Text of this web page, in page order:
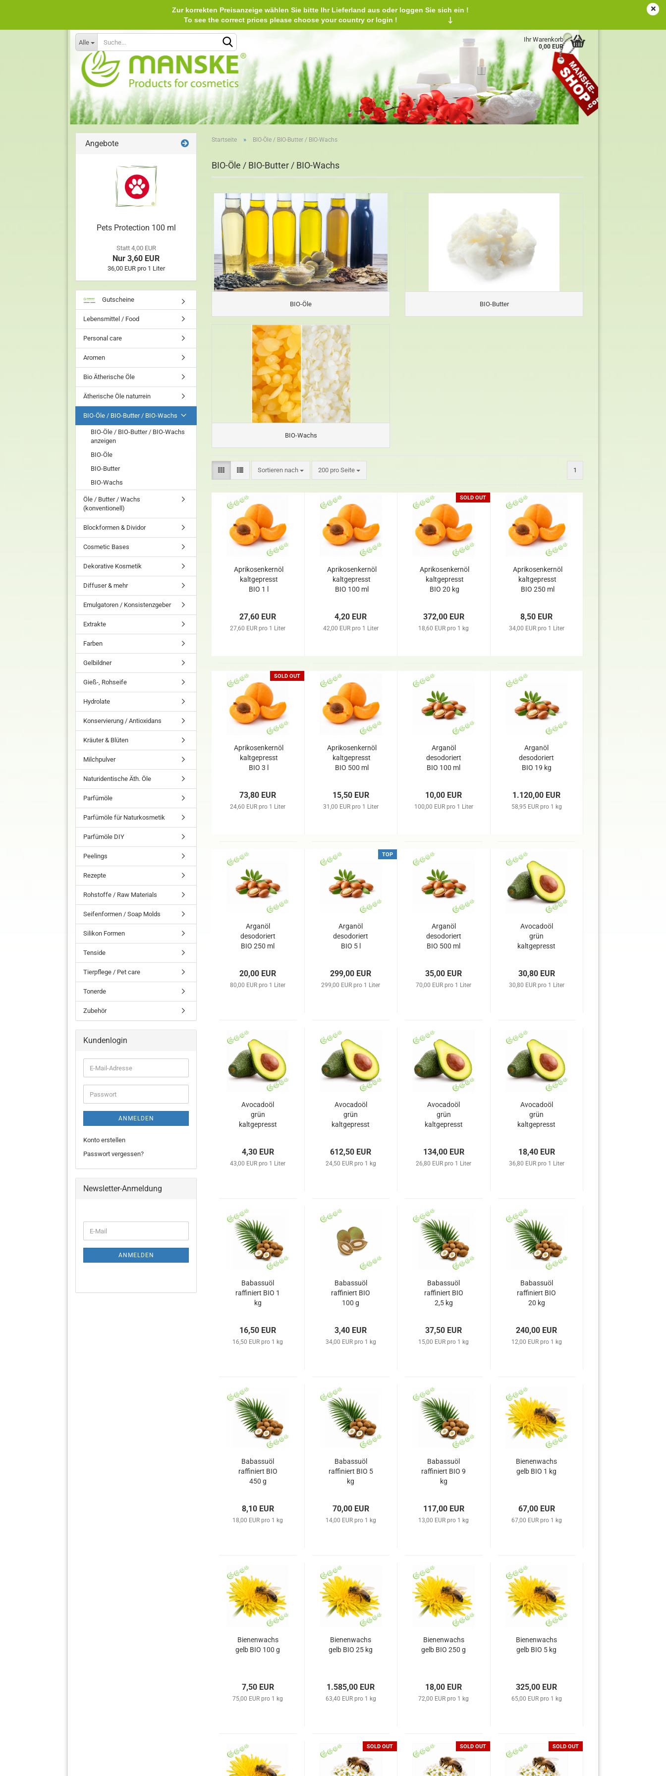
Alle Ihr Warenkorb
0,00 EUR
Zur korrekten Preisanzeige wählen Sie bitte Ihr Lieferland aus oder loggen Sie sich ein !
To see the correct prices please choose your country or login !
↓
Startseite » BIO-Öle / BIO-Butter / BIO-Wachs
BIO-Öle / BIO-Butter / BIO-Wachs
BIO-Öle BIO-Butter
BIO-Wachs
Sortieren nach 200 pro Seite 1
Aprikosenkernöl
kaltgepresst
BIO 1 l
27,60 EUR
27,60 EUR pro 1 Liter
Aprikosenkernöl
kaltgepresst
BIO 100 ml
4,20 EUR
42,00 EUR pro 1 Liter
SOLD OUT
Aprikosenkernöl
kaltgepresst
BIO 20 kg
372,00 EUR
18,60 EUR pro 1 kg
Aprikosenkernöl
kaltgepresst
BIO 250 ml
8,50 EUR
34,00 EUR pro 1 Liter
SOLD OUT
Aprikosenkernöl
kaltgepresst
BIO 3 l
73,80 EUR
24,60 EUR pro 1 Liter
Aprikosenkernöl
kaltgepresst
BIO 500 ml
15,50 EUR
31,00 EUR pro 1 Liter
Arganöl
desodoriert
BIO 100 ml
10,00 EUR
100,00 EUR pro 1 Liter
Arganöl
desodoriert
BIO 19 kg
1.120,00 EUR
58,95 EUR pro 1 kg
Arganöl
desodoriert
BIO 250 ml
20,00 EUR
80,00 EUR pro 1 Liter
TOP
Arganöl
desodoriert
BIO 5 l
299,00 EUR
299,00 EUR pro 1 Liter
Arganöl
desodoriert
BIO 500 ml
35,00 EUR
70,00 EUR pro 1 Liter
Avocadoöl
grün
kaltgepresst
30,80 EUR
30,80 EUR pro 1 Liter
Avocadoöl
grün
kaltgepresst
4,30 EUR
43,00 EUR pro 1 Liter
Avocadoöl
grün
kaltgepresst
612,50 EUR
24,50 EUR pro 1 kg
Avocadoöl
grün
kaltgepresst
134,00 EUR
26,80 EUR pro 1 Liter
Avocadoöl
grün
kaltgepresst
18,40 EUR
36,80 EUR pro 1 Liter
Babassuöl
raffiniert BIO 1
kg
16,50 EUR
16,50 EUR pro 1 kg
Babassuöl
raffiniert BIO
100 g
3,40 EUR
34,00 EUR pro 1 kg
Babassuöl
raffiniert BIO
2,5 kg
37,50 EUR
15,00 EUR pro 1 kg
Babassuöl
raffiniert BIO
20 kg
240,00 EUR
12,00 EUR pro 1 kg
Babassuöl
raffiniert BIO
450 g
8,10 EUR
18,00 EUR pro 1 kg
Babassuöl
raffiniert BIO 5
kg
70,00 EUR
14,00 EUR pro 1 kg
Babassuöl
raffiniert BIO 9
kg
117,00 EUR
13,00 EUR pro 1 kg
Bienenwachs
gelb BIO 1 kg
67,00 EUR
67,00 EUR pro 1 kg
Bienenwachs
gelb BIO 100 g
7,50 EUR
75,00 EUR pro 1 kg
Bienenwachs
gelb BIO 25 kg
1.585,00 EUR
63,40 EUR pro 1 kg
Bienenwachs
gelb BIO 250 g
18,00 EUR
72,00 EUR pro 1 kg
Bienenwachs
gelb BIO 5 kg
325,00 EUR
65,00 EUR pro 1 kg
SOLD OUT SOLD OUT SOLD OUT
Angebote
Pets Protection 100 ml
Statt 4,00 EUR
Nur 3,60 EUR
36,00 EUR pro 1 Liter
Gutscheine
Lebensmittel / Food
Personal care
Aromen
Bio Ätherische Öle
Ätherische Öle naturrein
BIO-Öle / BIO-Butter / BIO-Wachs
BIO-Öle / BIO-Butter / BIO-Wachs
anzeigen
BIO-Öle
BIO-Butter
BIO-Wachs
Öle / Butter / Wachs
(konventionell)
Blockformen & Dividor
Cosmetic Bases
Dekorative Kosmetik
Diffuser & mehr
Emulgatoren / Konsistenzgeber
Extrakte
Farben
Gelbildner
Gieß-, Rohseife
Hydrolate
Konservierung / Antioxidans
Kräuter & Blüten
Milchpulver
Naturidentische Äth. Öle
Parfümöle
Parfümöle für Naturkosmetik
Parfümöle DIY
Peelings
Rezepte
Rohstoffe / Raw Materials
Seifenformen / Soap Molds
Silikon Formen
Tenside
Tierpflege / Pet care
Tonerde
Zubehör
Kundenlogin
ANMELDEN
Konto erstellen
Passwort vergessen?
Newsletter-Anmeldung
ANMELDEN